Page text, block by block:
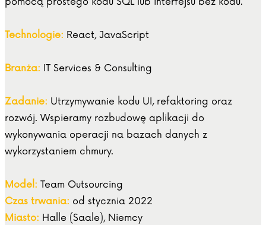
Technologie: React, JavaScript
Branża: IT Services & Consulting
Zadanie: Utrzymywanie kodu UI, refaktoring oraz
rozwój. Wspieramy rozbudowę aplikacji do
wykonywania operacji na bazach danych z
wykorzystaniem chmury.
Model: Team Outsourcing
Czas trwania: od stycznia 2022
Miasto: Halle (Saale), Niemcy